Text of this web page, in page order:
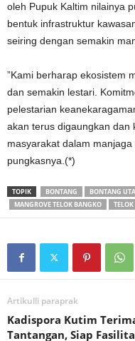
oleh Pupuk Kaltim nilainya
bentuk infrastruktur
seiring dengan semakin
”Kami berharap ekosistem
dan semakin lestari.
pelestarian
akan terus digaungkan dan
masyarakat dalam
pungkasnya.(*)
TOPIK BONTANG BONTANG
MANGROVE TELOK BANGKO
Artikulli paraprak
Kadispora Kutim
Tantangan, Siap